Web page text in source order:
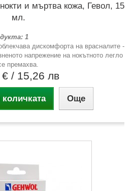
и мъртва кожа, Гевол, 15
мл.
1
дискомфорта на врасналите -
напрежение на нокътното легло
премахва.
/ 15,26 лв
Още